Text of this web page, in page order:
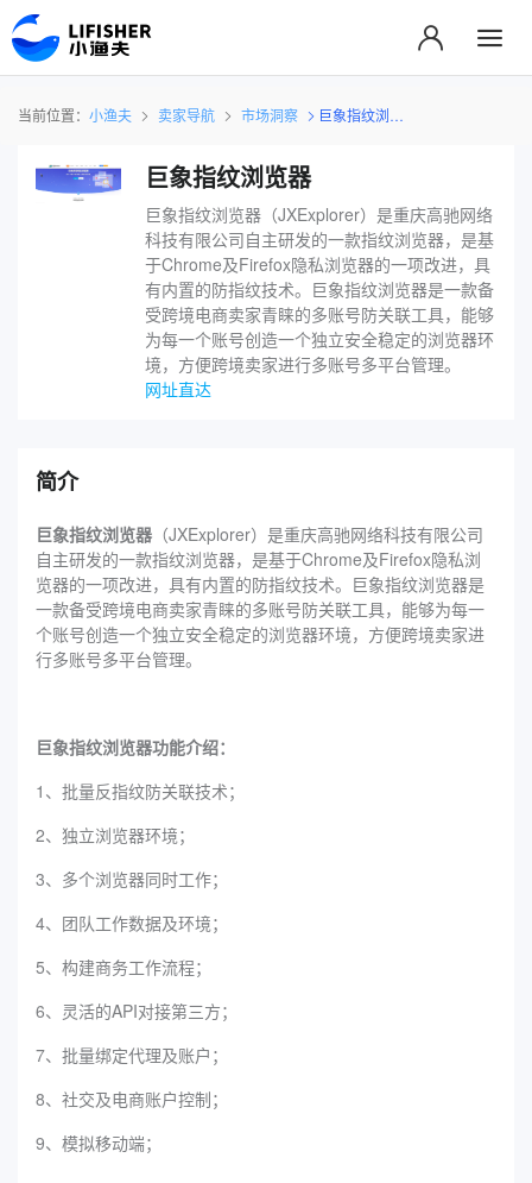
当前位置： 小渔夫 卖家导航 市场洞察 巨象指纹浏览器
巨象指纹浏览器
巨象指纹浏览器（JXExplorer）是重庆高驰网络
科技有限公司自主研发的一款指纹浏览器，是基
于Chrome及Firefox隐私浏览器的一项改进，具
有内置的防指纹技术。巨象指纹浏览器是一款备
受跨境电商卖家青睐的多账号防关联工具，能够
为每一个账号创造一个独立安全稳定的浏览器环
境，方便跨境卖家进行多账号多平台管理。
网址直达
简介
巨象指纹浏览器 （JXExplorer）是重庆高驰网络科技有限公司
自主研发的一款指纹浏览器，是基于Chrome及Firefox隐私浏
览器的一项改进，具有内置的防指纹技术。巨象指纹浏览器是
一款备受跨境电商卖家青睐的多账号防关联工具，能够为每一
个账号创造一个独立安全稳定的浏览器环境，方便跨境卖家进
行多账号多平台管理。
巨象指纹浏览器功能介绍：
1、批量反指纹防关联技术；
2、独立浏览器环境；
3、多个浏览器同时工作；
4、团队工作数据及环境；
5、构建商务工作流程；
6、灵活的API对接第三方；
7、批量绑定代理及账户；
8、社交及电商账户控制；
9、模拟移动端；